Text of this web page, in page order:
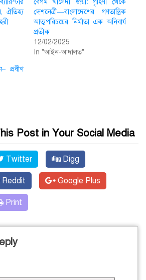
ঐতিহ্য
বেগম খালেদা জিয়া: গৃহিণী থেকে
দেশনেত্রী—বাংলাদেশের গণতান্ত্রিক
আত্মপরিচয়ের নির্মাতা এক অনিবার্য
প্রতীক
12/02/2025
In "আইন-আদালত"
প্রবীণ
Post in Your Social Media
Twitter Digg
Reddit Google Plus
Print